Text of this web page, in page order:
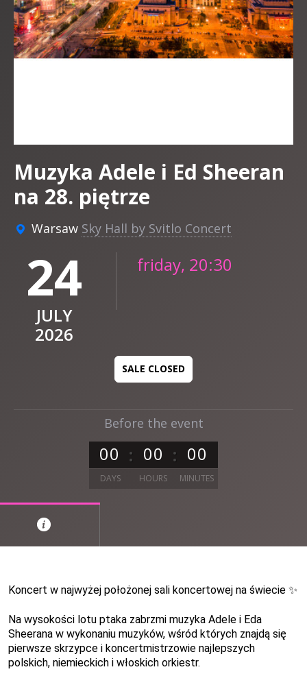
Before the event
00 00 00
DAYS HOURS MINUTES
Muzyka Adele i Ed Sheeran
na 28. piętrze
Warsaw Sky Hall by Svitlo Concert
24
JULY
2026
friday, 20:30
SALE CLOSED
Koncert w najwyżej położonej sali koncertowej na świecie ✨
Na wysokości lotu ptaka zabrzmi muzyka Adele i Eda
Sheerana w wykonaniu muzyków, wśród których znajdą się
pierwsze skrzypce i koncertmistrzowie najlepszych
polskich, niemieckich i włoskich orkiestr.